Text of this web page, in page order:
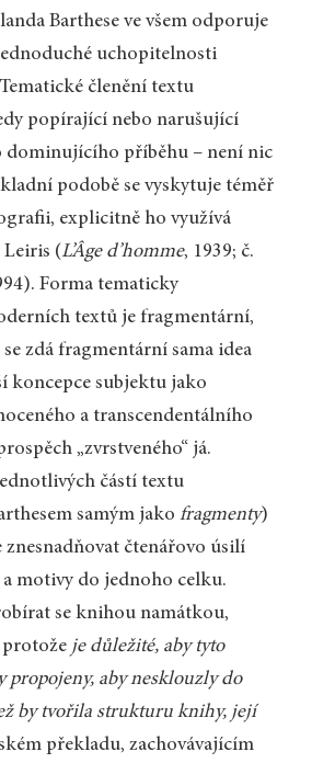
Barthese ve všem odporuje
uchopitelnosti
členění textu
popírající nebo narušující
příběhu – není nic
podobě se vyskytuje téměř
explicitně ho využívá
(L’Âge d’homme, 1939; č.
Forma tematicky
textů je fragmentární,
zdá fragmentární sama idea
koncepce subjektu jako
a transcendentálního
„zvrstveného“ já.
částí textu
samým jako fragmenty)
znesnadňovat čtenářovo úsilí
motivy do jednoho celku.
se knihou namátkou,
je důležité, aby tyto
propojeny, aby nesklouzly do
by tvořila strukturu knihy, její
překladu, zachovávajícím